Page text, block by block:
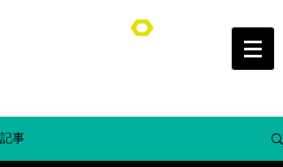
オートクラブ山本/Auto Club YAMAMOTO
記事